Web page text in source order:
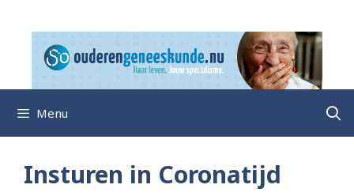
naar
Menu
Insturen in Coronatijd